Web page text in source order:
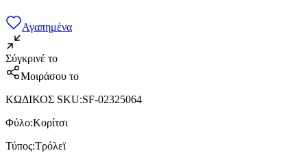
Αγαπημένα
Σύγκρινέ το
Μοιράσου το
ΚΩΔΙΚΟΣ SKU:SF-02325064
Φύλο:Κορίτσι
Τύπος:Τρόλεϊ